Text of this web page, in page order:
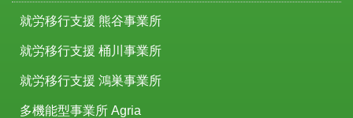
就労移行支援 熊谷事業所
就労移行支援 桶川事業所
就労移行支援 鴻巣事業所
多機能型事業所 Agria